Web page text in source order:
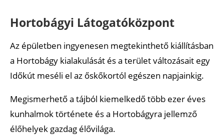
Hortobágyi Látogatóközpont
Az épületben ingyenesen megtekinthető kiállításban
a Hortobágy kialakulását és a terület változásait egy
Időkút meséli el az őskőkortól egészen napjainkig.
Megismerhető a tájból kiemelkedő több ezer éves
kunhalmok története és a Hortobágyra jellemző
élőhelyek gazdag élővilága.